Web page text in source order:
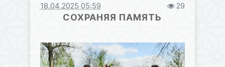
18.04.2025 05:59 29
СОХРАНЯЯ ПАМЯТЬ